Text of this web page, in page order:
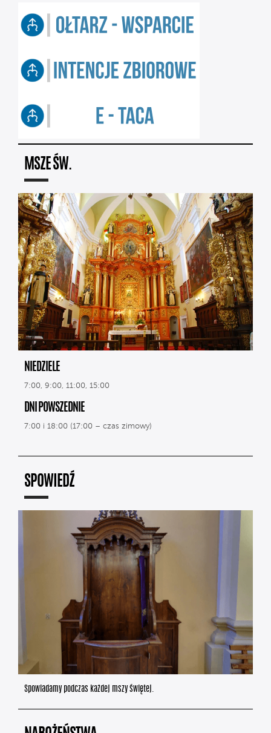
MSZE ŚW.
NIEDZIELE
7:00, 9:00, 11:00, 15:00
DNI POWSZEDNIE
7:00 i 18:00 (17:00 – czas zimowy)
SPOWIEDŹ
Spowiadamy podczas każdej mszy świętej.